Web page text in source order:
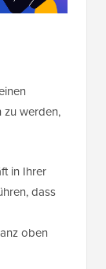
zu werden,
in Ihrer
dass
oben